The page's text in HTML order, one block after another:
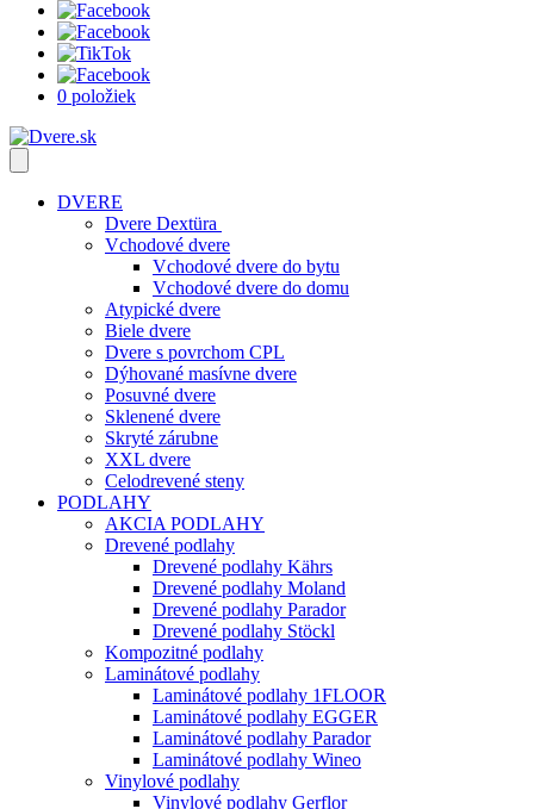
0 položiek
DVERE
Dvere Dextüra
Vchodové dvere
Vchodové dvere do bytu
Vchodové dvere do domu
Atypické dvere
Biele dvere
Dvere s povrchom CPL
Dýhované masívne dvere
Posuvné dvere
Sklenené dvere
Skryté zárubne
XXL dvere
Celodrevené steny
PODLAHY
AKCIA PODLAHY
Drevené podlahy
Drevené podlahy Kährs
Drevené podlahy Moland
Drevené podlahy Parador
Drevené podlahy Stöckl
Kompozitné podlahy
Laminátové podlahy
Laminátové podlahy 1FLOOR
Laminátové podlahy EGGER
Laminátové podlahy Parador
Laminátové podlahy Wineo
Vinylové podlahy
Vinylové podlahy Gerflor